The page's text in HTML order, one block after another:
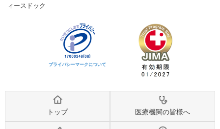
ィースドック
プライバシーマークについて
トップ 医療機関の皆様へ